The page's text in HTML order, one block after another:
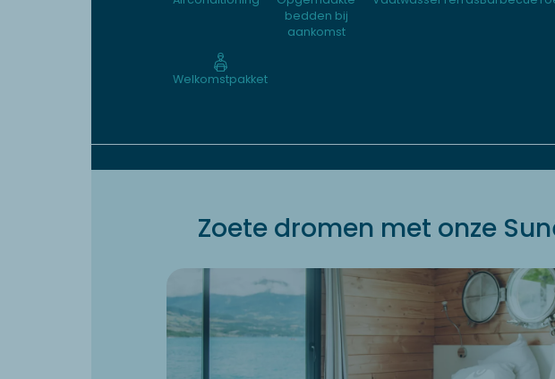
bedden bij
aankomst
Welkomstpakket
Zoete dromen met onze